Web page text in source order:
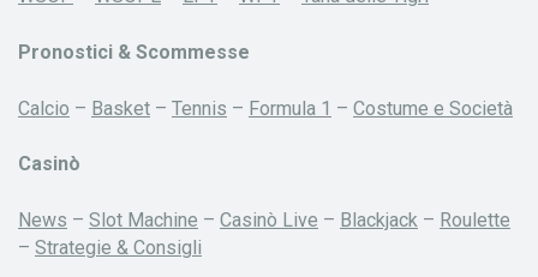
Pronostici & Scommesse
Calcio – Basket – Tennis – Formula 1 – Costume e Società
Casinò
News – Slot Machine – Casinò Live – Blackjack – Roulette
– Strategie & Consigli